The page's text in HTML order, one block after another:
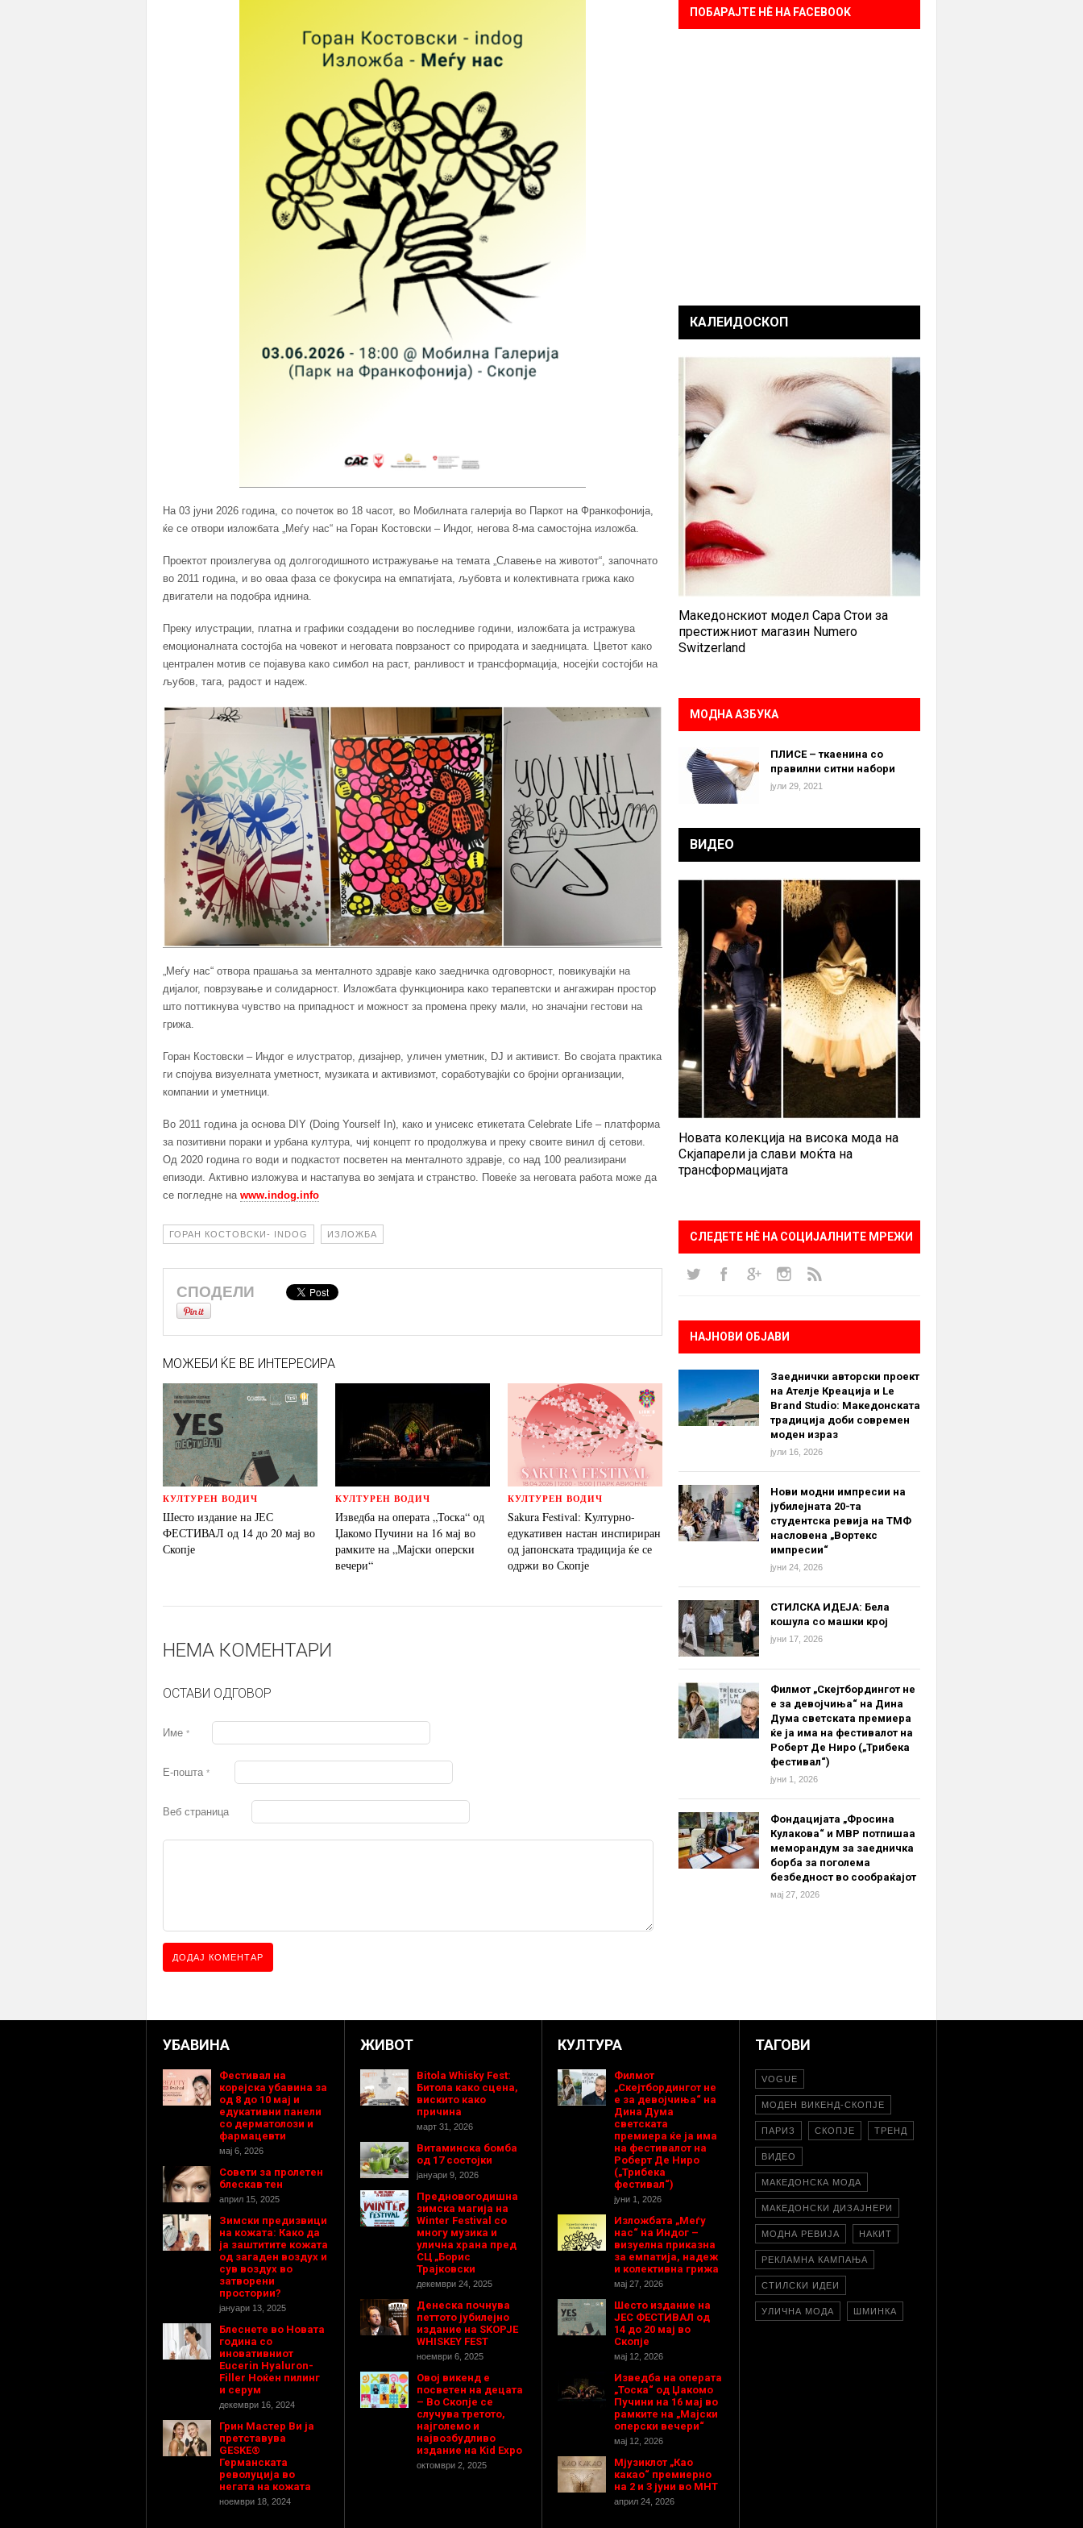
На 03 јуни 2026 година, со почеток во 18 часот, во Мобилната галерија во Паркот на Франкофонија,
ќе се отвори изложбата „Меѓу нас“ на Горан Костовски – Индог, негова 8-ма самостојна изложба.
Проектот произлегува од долгогодишното истражување на темата „Славење на животот“, започнато
во 2011 година, и во оваа фаза се фокусира на емпатијата, љубовта и колективната грижа како
двигатели на подобра иднина.
Преку илустрации, платна и графики создадени во последниве години, изложбата ја истражува
емоционалната состојба на човекот и неговата поврзаност со природата и заедницата. Цветот како
централен мотив се појавува како симбол на раст, ранливост и трансформација, носејќи состојби на
љубов, тага, радост и надеж.
„Меѓу нас“ отвора прашања за менталното здравје како заедничка одговорност, повикувајќи на
дијалог, поврзување и солидарност. Изложбата функционира како терапевтски и ангажиран простор
што поттикнува чувство на припадност и можност за промена преку мали, но значајни гестови на
грижа.
Горан Костовски – Индог е илустратор, дизајнер, уличен уметник, DJ и активист. Во својата практика
ги спојува визуелната уметност, музиката и активизмот, соработувајќи со бројни организации,
компании и уметници.
Во 2011 година ја основа DIY (Doing Yourself In), како и унисекс етикетата Celebrate Life – платформа
за позитивни пораки и урбана култура, чиј концепт го продолжува и преку своите винил dj сетови.
Од 2020 година го води и подкастот посветен на менталното здравје, со над 100 реализирани
епизоди. Активно изложува и настапува во земјата и странство. Повеќе за неговата работа може да
се погледне на www.indog.info
ГОРАН КОСТОВСКИ- INDOG ИЗЛОЖБА
СПОДЕЛИ
МОЖЕБИ ЌЕ ВЕ ИНТЕРЕСИРА
КУЛТУРЕН ВОДИЧ
Шесто издание на ЈЕС
ФЕСТИВАЛ од 14 до 20 мај во
Скопје
КУЛТУРЕН ВОДИЧ
Изведба на операта „Тоска“ од
Џакомо Пучини на 16 мај во
рамките на „Мајски оперски
вечери“
КУЛТУРЕН ВОДИЧ
Sakura Festival: Kултурно-
едукативен настан инспириран
од јапонската традиција ќе се
одржи во Скопје
НЕМА КОМЕНТАРИ
ОСТАВИ ОДГОВОР
Име *
Е-пошта *
Веб страница
ПОБАРАЈТЕ НÈ НА FACEBOOK
КАЛЕИДОСКОП
Македонскиот модел Сара Стои за
престижниот магазин Numero
Switzerland
МОДНА АЗБУКА
ПЛИСЕ – ткаенина со
правилни ситни набори
јули 29, 2021
ВИДЕО
Новата колекција на висока мода на
Скјапарели ја слави моќта на
трансформацијата
СЛЕДЕТЕ НÈ НА СОЦИЈАЛНИТЕ МРЕЖИ
НАЈНОВИ ОБЈАВИ
Заеднички авторски проект
на Ателје Креација и Le
Brand Studio: Македонската
традиција доби современ
моден израз
јули 16, 2026
Нови модни импресии на
јубилејната 20-та
студентска ревија на ТМФ
насловена „Вортекс
импресии“
јуни 24, 2026
СТИЛСКА ИДЕЈА: Бела
кошула со машки крој
јуни 17, 2026
Филмот „Скејтбордингот не
е за девојчиња“ на Дина
Дума светската премиера
ќе ја има на фестивалот на
Роберт Де Ниро („Трибека
фестивал“)
јуни 1, 2026
Фондацијата „Фросина
Кулакова“ и МВР потпишаа
меморандум за заедничка
борба за поголема
безбедност во сообраќајот
мај 27, 2026
УБАВИНА
Фестивал на
корејска убавина за
од 8 до 10 мај и
едукативни панели
со дерматолози и
фармацевти
мај 6, 2026
Совети за пролетен
блескав тен
април 15, 2025
Зимски предизвици
на кожата: Како да
ја заштитите кожата
од загаден воздух и
сув воздух во
затворени
простории?
јануари 13, 2025
Блеснете во Новата
година со
иновативниот
Eucerin Hyaluron-
Filler Ноќен пилинг
и серум
декември 16, 2024
Грин Мастер Ви ја
претставува
GESKE®
Германската
револуција во
негата на кожата
ноември 18, 2024
ЖИВОТ
Bitola Whisky Fest:
Битола како сцена,
вискито како
причина
март 31, 2026
Витаминска бомба
од 17 состојки
јануари 9, 2026
Предновогодишнa
зимска магија на
Winter Festival со
многу музика и
улична храна пред
СЦ „Борис
Трајковски
декември 24, 2025
Денеска почнува
петтото јубилејно
издание на SKOPJE
WHISKEY FEST
ноември 6, 2025
Овој викенд е
посветен на децата
– Во Скопје се
случува третото,
најголемо и
највозбудливо
издание на Kid Expo
октомври 2, 2025
КУЛТУРА
Филмот
„Скејтбордингот не
е за девојчиња“ на
Дина Дума
светската
премиера ќе ја има
на фестивалот на
Роберт Де Ниро
(„Трибека
фестивал“)
јуни 1, 2026
Изложбата „Меѓу
нас“ на Индог –
визуелна приказна
за емпатија, надеж
и колективна грижа
мај 27, 2026
Шесто издание на
ЈЕС ФЕСТИВАЛ од
14 до 20 мај во
Скопје
мај 12, 2026
Изведба на операта
„Тоска“ од Џакомо
Пучини на 16 мај во
рамките на „Мајски
оперски вечери“
мај 12, 2026
Мјузиклот „Као
какао“ премиерно
на 2 и 3 јуни во МНТ
април 24, 2026
ТАГОВИ
VOGUE
МОДЕН ВИКЕНД-СКОПЈЕ
ПАРИЗ СКОПЈЕ ТРЕНД
ВИДЕО
МАКЕДОНСКА МОДА
МАКЕДОНСКИ ДИЗАЈНЕРИ
МОДНА РЕВИЈА НАКИТ
РЕКЛАМНА КАМПАЊА
СТИЛСКИ ИДЕИ
УЛИЧНА МОДА ШМИНКА